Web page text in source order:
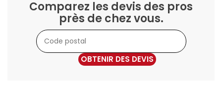
Comparez les devis des pros
près de chez vous.
OBTENIR DES DEVIS